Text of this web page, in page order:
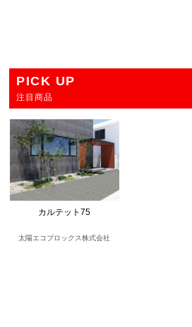
PICK UP
注目商品
カルテット75
太陽エコブロックス株式会社